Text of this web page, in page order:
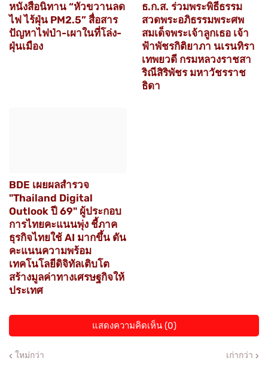
หนังสือนิทาน “หัวขวานลด
ไฟ ไร้ฝุ่น PM2.5” สื่อสาร
ปัญหาไฟป่า-เผาในที่โล่ง-
ฝุ่นเมือง
ธ.ก.ส. ร่วมพระพิธีธรรม
สวดพระอภิธรรมพระศพ
สมเด็จพระเจ้าลูกเธอ เจ้า
ฟ้าพัชรกิติยาภา นเรนทิรา
เทพยวดี กรมหลวงราชสา
ริณีสิริพัชร มหาวัชรราช
ธิดา
BDE เผยผลสำรวจ
"Thailand Digital
Outlook ปี 69" ผู้ประกอบ
การไทยคะแนนพุ่ง ชี้ภาค
ธุรกิจไทยใช้ AI มากขึ้น ดัน
คะแนนความพร้อม
เทคโนโลยีดิจิทัลเติบโต
สร้างมูลค่าทางเศรษฐกิจให้
ประเทศ
แสดงความคิดเห็น (0)
ใหม่กว่า เก่ากว่า